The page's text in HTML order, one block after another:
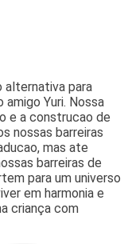
alternativa para
Yuri. Nossa
e a construcao de
nossas barreiras
mas ate
barreiras de
para um universo
em harmonia e
criança com